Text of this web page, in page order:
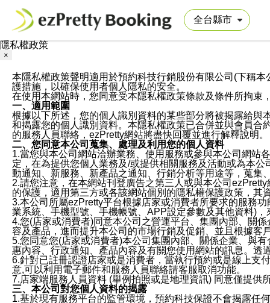
隱私權政策
×
本隱私權政策聲明適用於預約科技行銷股份有限公司(下稱
護措施，以確保使用者個人隱私的安全。
在使用本網站時，您同意受本隱私權政策條款及條件所拘
一、適用範圍
根據以下所述，您的個人識別資料的某些部分將被揭露給
和揭露您的個人識別資料。本隱私權政策已合併並與會員
的服務人員聯絡，ezPretty網站將盡快回覆並進行解釋說明。
二、您同意本公司蒐集、處理及利用您的個人資料
1.當您與本公司網站洽辦業務、使用服務或參與本公司網站
定，在為提供您個人業務及/或提供相關服務及活動或為本
動通知、新服務、新產品之通知、行銷分析等用途等，蒐集
2.請您注意，在本網站刊登廣告之第三人或與本公司
的保護，適用第三方或各該網站個別的隱私權保護政策，
3.本公司所屬ezPretty平台根據店家或消費者所要求的服務
業系統、手機型號、手機帳號、APP設定參數及其他資料)
4.您(店家或消費者)同意本公司之營運平台、集團內部、關
容及產品，進而提升本公司的市場行銷及促銷、並且根據
5.您同意您(店家或消費者)本公司集團內部、關係企業、與
惠內容、行政通知、產品內容及有關您使用網站的訊息。
6.針對已註冊認證店家或是消費者，當執行預約或是線上支
意,可以利用電子郵件和服務人員聯絡請客服取消功能。
7.店家端服務人員資料 (舉例拍照或是地理資訊) 同意僅提
三、本公司對您個人資料的揭露
1.基於現有服務平台的監管環境，預約科技保證不會揭露任